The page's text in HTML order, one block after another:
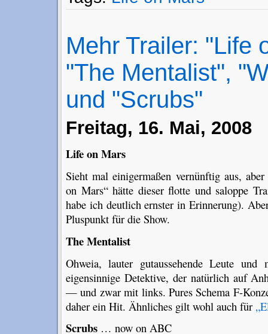
Mehr Trailer: "Life
"The Mentalist",
und "Scrubs"
Freitag, 16. Mai, 2008
Life on Mars
Sieht mal einigermaßen vernünftig aus,
on Mars“ hätte dieser flotte und saloppe
habe ich deutlich ernster in Erinnerung).
Pluspunkt für die Show.
The Mentalist
Ohweia, lauter gutaussehende Leute und
eigensinnige Detektive, der natürlich auf
— und zwar mit links. Pures Schema F-
daher ein Hit. Ähnliches gilt wohl auch für
Scrubs… now on ABC